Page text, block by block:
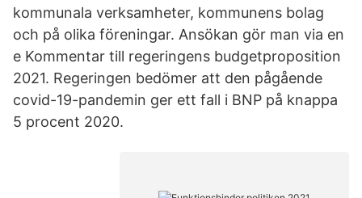
kommunala verksamheter, kommunens bolag
och på olika föreningar. Ansökan gör man via en
e Kommentar till regeringens budgetproposition
2021. Regeringen bedömer att den pågående
covid-19-pandemin ger ett fall i BNP på knappa
5 procent 2020.